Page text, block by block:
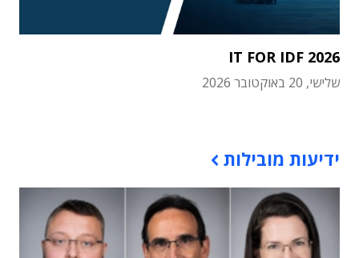
IT FOR IDF 2026
שלישי, 20 באוקטובר 2026
ידיעות מובילות